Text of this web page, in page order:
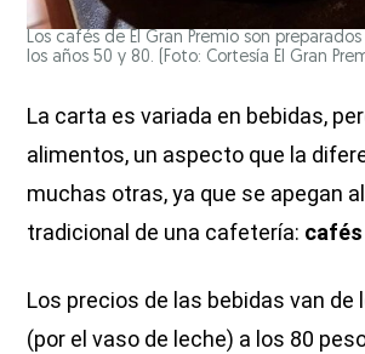
Los cafés de El Gran Premio son
los años 50 y 80. (Foto: Cortesía El Gran
La carta es variada en bebidas,
alimentos, un aspecto que la
muchas otras, ya que se apegan
tradicional de una cafetería:
Los precios de las bebidas van de
(por el vaso de leche) a los 80